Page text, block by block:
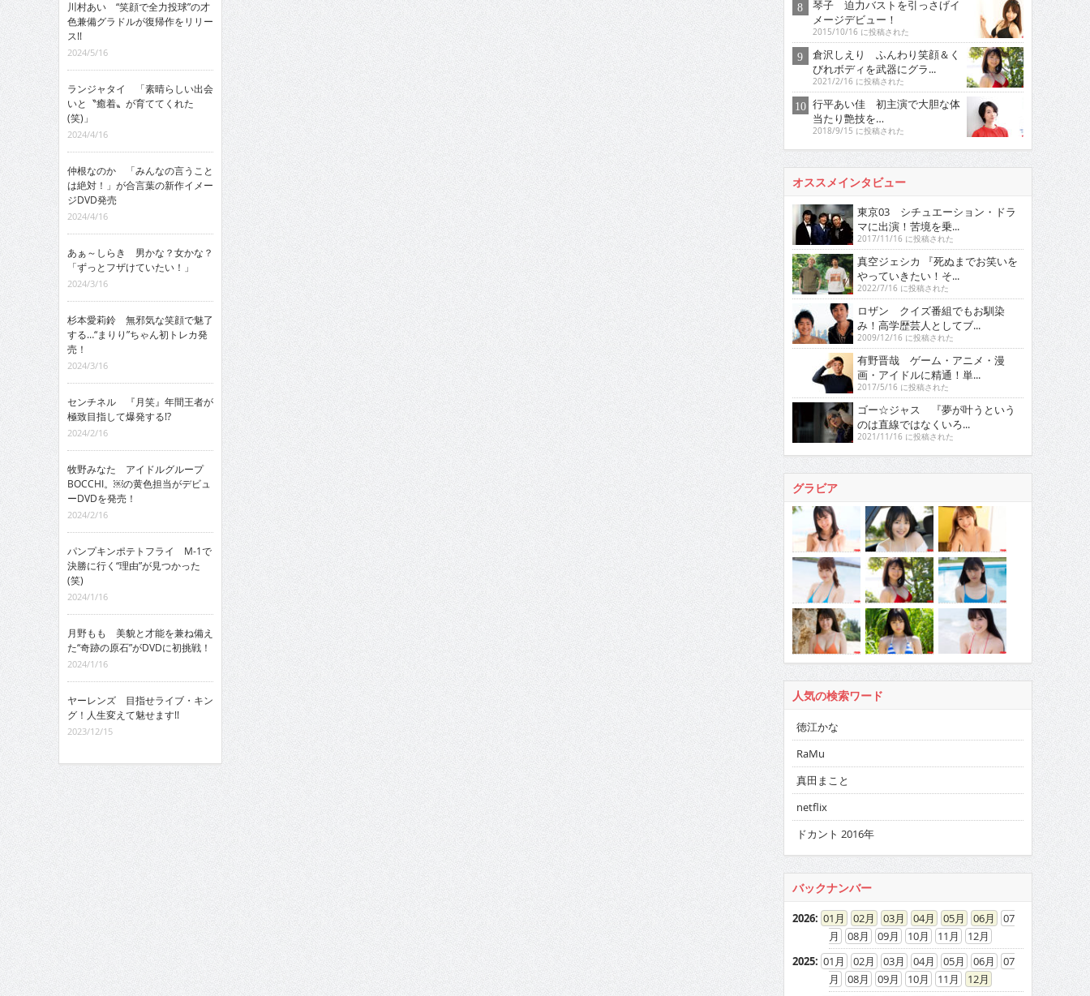
川村あい “笑顔で全力投球”の才
色兼備グラドルが復帰作をリリー
ス!!
2024/5/16
ランジャタイ 「素晴らしい出会
いと〝癒着〟が育ててくれた
(笑)」
2024/4/16
仲根なのか 「みんなの言うこと
は絶対！」が合言葉の新作イメー
ジDVD発売
2024/4/16
あぁ～しらき 男かな？女かな？
「ずっとフザけていたい！」
2024/3/16
杉本愛莉鈴 無邪気な笑顔で魅了
する…“まりり”ちゃん初トレカ発
売！
2024/3/16
センチネル 『月笑』年間王者が
極致目指して爆発する!?
2024/2/16
牧野みなた アイドルグループ
BOCCHI。￼の黄色担当がデビュ
ーDVDを発売！
2024/2/16
パンプキンポテトフライ M-1で
決勝に行く“理由”が見つかった
(笑)
2024/1/16
月野もも 美貌と才能を兼ね備え
た“奇跡の原石”がDVDに初挑戦！
2024/1/16
ヤーレンズ 目指せライブ・キン
グ！人生変えて魅せます!!
2023/12/15
琴子 迫力バストを引っさげイ
メージデビュー！
2015/10/16 に投稿された
倉沢しえり ふんわり笑顔＆く
びれボディを武器にグラ...
2021/2/16 に投稿された
行平あい佳 初主演で大胆な体
当たり艶技を…
2018/9/15 に投稿された
オススメインタビュー
東京03 シチュエーション・ドラ
マに出演！苦境を乗...
2017/11/16 に投稿された
真空ジェシカ 『死ぬまでお笑いを
やっていきたい！そ...
2022/7/16 に投稿された
ロザン クイズ番組でもお馴染
み！高学歴芸人としてブ...
2009/12/16 に投稿された
有野晋哉 ゲーム・アニメ・漫
画・アイドルに精通！単...
2017/5/16 に投稿された
ゴー☆ジャス 『夢が叶うという
のは直線ではなくいろ...
2021/11/16 に投稿された
グラビア
人気の検索ワード
徳江かな
RaMu
真田まこと
netflix
ドカント 2016年
バックナンバー
2026: 01 02 03 04 05 06
07
08
09 10 11
12
2025: 01 02 03 04 05 06
07
08
09 10 11
12